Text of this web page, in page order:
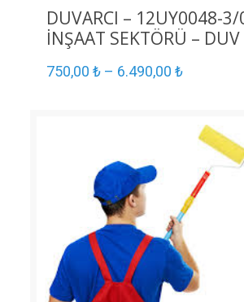
DUVARCI – 12UY0048-3/
İNŞAAT SEKTÖRÜ – DUV
750,00 ₺– 6.490,00 ₺